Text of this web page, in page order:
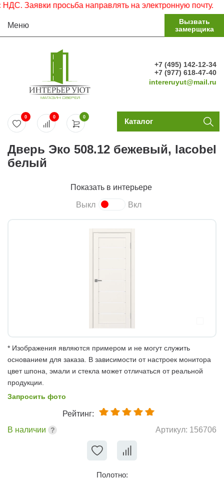
просьба направлять на электронную почту.
Меню
Вызвать
замерщика
+7 (495) 142-12-34
+7 (977) 618-47-40
intereruyut@mail.ru
0
0 0 Каталог
Дверь Эко 508.12 бежевый, lacobel
белый
Показать в интерьере
Выкл Вкл
* Изображения являются примером и не могут служить
основанием для заказа. В зависимости от настроек монитора
цвет шпона, эмали и стекла может отличаться от реальной
продукции.
Запросить фото
Рейтинг:
В наличии
Артикул: 156706
Полотно: